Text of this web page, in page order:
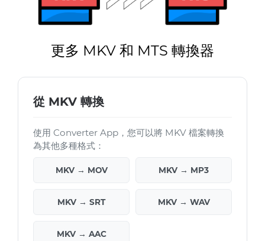
更多 MKV 和 MTS 轉換器
從 MKV 轉換
使用 Converter App，您可以將 MKV 檔案轉換
為其他多種格式：
MKV → MOV MKV → MP3
MKV → SRT MKV → WAV
MKV → AAC